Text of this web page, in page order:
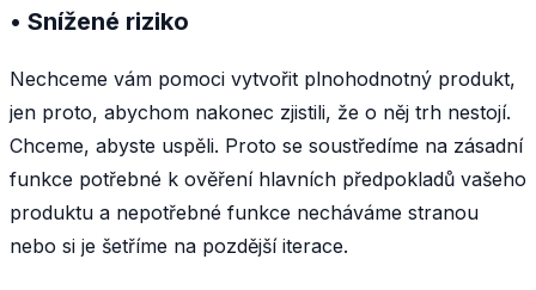
• Snížené riziko
Nechceme vám pomoci vytvořit plnohodnotný produkt,
jen proto, abychom nakonec zjistili, že o něj trh nestojí.
Chceme, abyste uspěli. Proto se soustředíme na zásadní
funkce potřebné k ověření hlavních předpokladů vašeho
produktu a nepotřebné funkce necháváme stranou
nebo si je šetříme na pozdější iterace.